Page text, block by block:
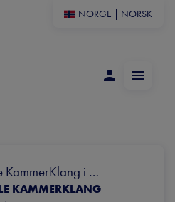
NORGE NORSK
KammerKlang i
i Larvik(Cafe
KAMMERKLANG